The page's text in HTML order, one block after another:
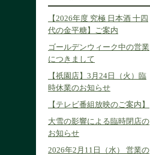
【2026年度 究極 日本酒 十四
代の金平糖】ご案内
ゴールデンウィーク中の営業
につきまして
【祇園店】3月24日（火）臨
時休業のお知らせ
【テレビ番組放映のご案内】
大雪の影響による臨時閉店の
お知らせ
2026年2月11日（水） 営業の